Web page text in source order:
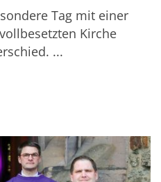
Tag mit einer
Kirche
...